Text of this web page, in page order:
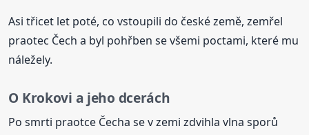
Asi třicet let poté, co vstoupili do české země, zemřel
praotec Čech a byl pohřben se všemi poctami, které mu
náležely.
O Krokovi a jeho dcerách
Po smrti praotce Čecha se v zemi zdvihla vlna sporů